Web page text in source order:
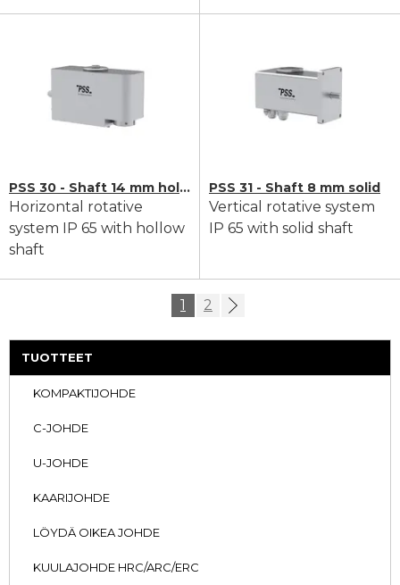
TUOTTEET
KOMPAKTIJOHDE
C-JOHDE
U-JOHDE
KAARIJOHDE
LÖYDÄ OIKEA JOHDE
KUULAJOHDE HRC/ARC/ERC
PSS 30 - Shaft 14 mm hollow
Horizontal rotative
system IP 65 with hollow
shaft
PSS 31 - Shaft 8 mm solid
Vertical rotative system
IP 65 with solid shaft
1 2